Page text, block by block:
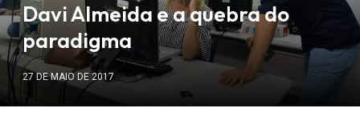
Davi Almeida e a quebra do
paradigma
27 DE MAIO DE 2017